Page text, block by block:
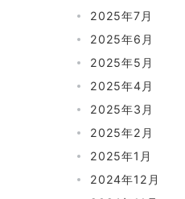
2025年7月
2025年6月
2025年5月
2025年4月
2025年3月
2025年2月
2025年1月
2024年12月